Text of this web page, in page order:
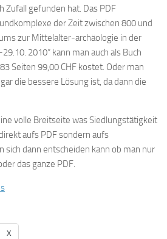
Zufall gefunden hat. Das PDF
der Zeit zwischen 800 und
zur Mittelalter-archäologie in der
2010“ kann man auch als Buch
Seiten 99,00 CHF kostet. Oder man
die bessere Lösung ist, da dann die
volle Breitseite was Siedlungstätigkeit
aufs PDF sondern aufs
sich dann entscheiden kann ob man nur
das ganze PDF.
X